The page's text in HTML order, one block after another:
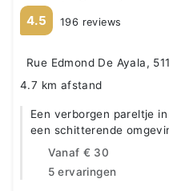
4.5 196 reviews
Rue Edmond De Ayala,
4.7 km afstand
Een verborgen pareltje
een schitterende
Vanaf € 30
5 ervaringen